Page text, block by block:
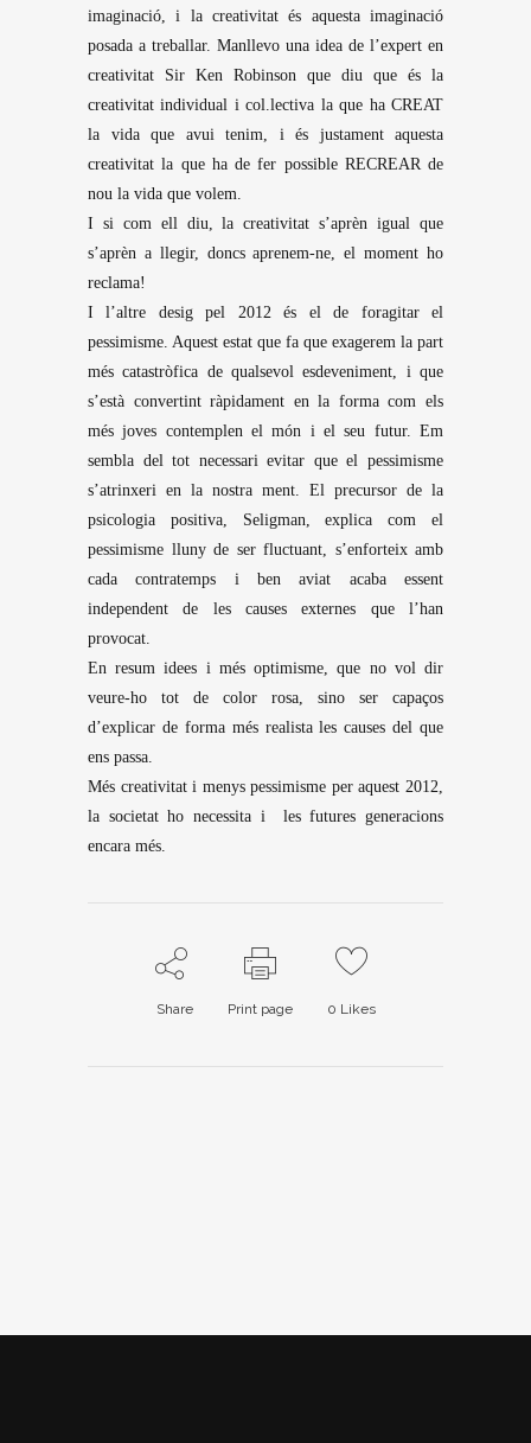
imaginació, i la creativitat és aquesta imaginació
posada a treballar. Manllevo una idea de l’expert en
creativitat Sir Ken Robinson que diu que és la
creativitat individual i col.lectiva la que ha CREAT
la vida que avui tenim, i és justament aquesta
creativitat la que ha de fer possible RECREAR de
nou la vida que volem.
I si com ell diu, la creativitat s’aprèn igual que
s’aprèn a llegir, doncs aprenem-ne, el moment ho
reclama!
I l’altre desig pel 2012 és el de foragitar el
pessimisme. Aquest estat que fa que exagerem la part
més catastròfica de qualsevol esdeveniment, i que
s’està convertint ràpidament en la forma com els
més joves contemplen el món i el seu futur. Em
sembla del tot necessari evitar que el pessimisme
s’atrinxeri en la nostra ment. El precursor de la
psicologia positiva, Seligman, explica com el
pessimisme lluny de ser fluctuant, s’enforteix amb
cada contratemps i ben aviat acaba essent
independent de les causes externes que l’han
provocat.
En resum idees i més optimisme, que no vol dir
veure-ho tot de color rosa, sino ser capaços
d’explicar de forma més realista les causes del que
ens passa.
Més creativitat i menys pessimisme per aquest 2012,
la societat ho necessita i les futures generacions
encara més.
Share Print page 0 Likes